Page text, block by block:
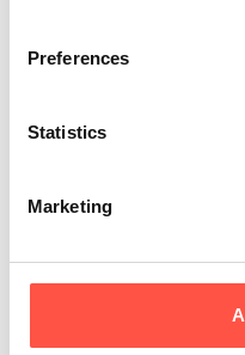
Preferences
Statistics
Marketing